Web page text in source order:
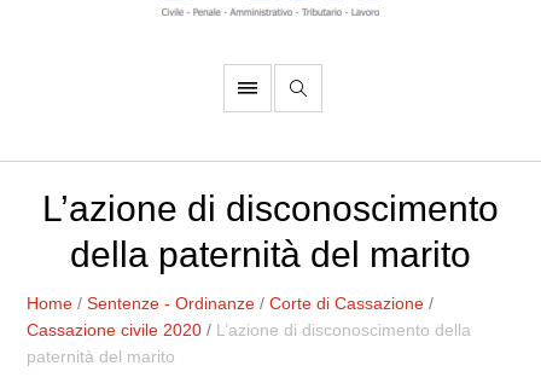
L’azione di disconoscimento
della paternità del marito
Home /Sentenze - Ordinanze /Corte di Cassazione /
Cassazione civile 2020 / L’azione di disconoscimento della
paternità del marito